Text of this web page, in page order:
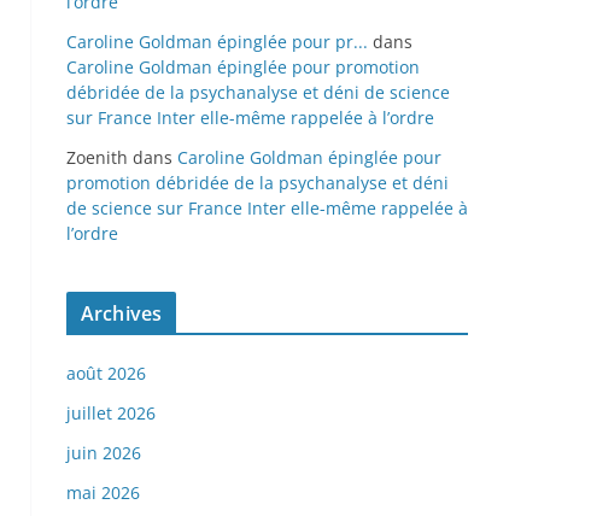
Caroline Goldman épinglée pour pr... dans
Caroline Goldman épinglée pour promotion
débridée de la psychanalyse et déni de science
sur France Inter elle-même rappelée à l’ordre
Zoenith dans Caroline Goldman épinglée pour
promotion débridée de la psychanalyse et déni
de science sur France Inter elle-même rappelée à
l’ordre
Archives
août 2026
juillet 2026
juin 2026
mai 2026